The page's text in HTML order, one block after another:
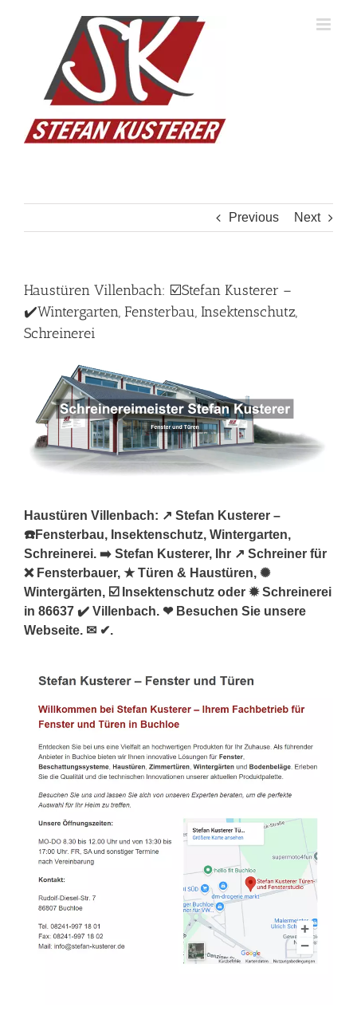
Previous Next
Haustüren Villenbach: ☑️Stefan Kusterer –
✔️Wintergarten, Fensterbau, Insektenschutz,
Schreinerei
Haustüren Villenbach: ↗️ Stefan Kusterer –
☎️Fensterbau, Insektenschutz, Wintergarten,
Schreinerei. ➡️ Stefan Kusterer, Ihr ↗️ Schreiner für
❌ Fensterbauer, ★ Türen & Haustüren, ✺
Wintergärten, ☑️ Insektenschutz oder ✹ Schreinerei
in 86637 ✔️ Villenbach. ❤ Besuchen Sie unsere
Webseite. ✉ ✔.